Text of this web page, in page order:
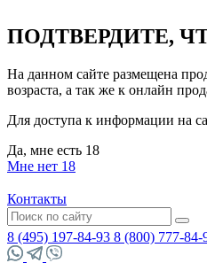
ПОДТВЕРДИТЕ,
На данном сайте размещена
возраста, а так же к онлайн
Для доступа к информации на
Да, мне есть 18
Мне нет 18
Контакты
8 (495) 197-84-93 8 (800) 777-84-